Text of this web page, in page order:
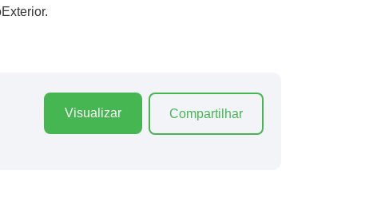
Visualizar Compartilhar